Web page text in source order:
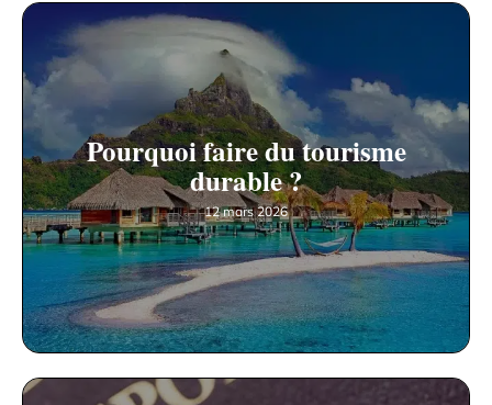
Pourquoi faire du tourisme
durable ?
12 mars 2026